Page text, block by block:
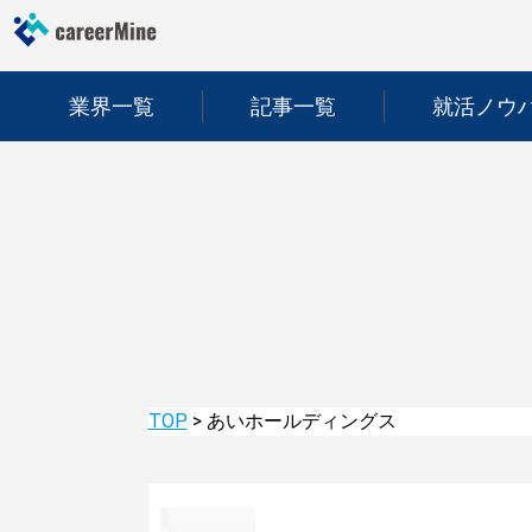
業界一覧 記事一覧 就活ノウ
TOP> あいホールディングス